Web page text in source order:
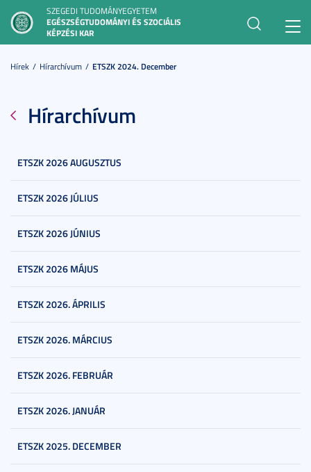
SZEGEDI TUDOMÁNYEGYETEM
EGÉSZSÉGTUDOMÁNYI ÉS SZOCIÁLIS
KÉPZÉSI KAR
Hírek Hírarchívum ETSZK 2024. December
Hírarchívum
ETSZK 2026 AUGUSZTUS
ETSZK 2026 JÚLIUS
ETSZK 2026 JÚNIUS
ETSZK 2026 MÁJUS
ETSZK 2026. ÁPRILIS
ETSZK 2026. MÁRCIUS
ETSZK 2026. FEBRUÁR
ETSZK 2026. JANUÁR
ETSZK 2025. DECEMBER